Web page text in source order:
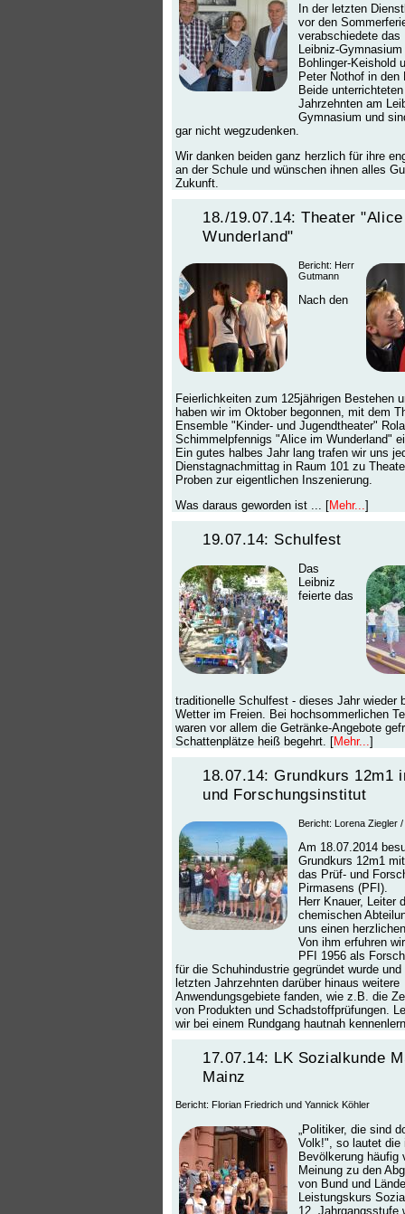
In der letzten
vor den
verabschiedete das
Leibniz-
Bohlinger-Keishold
Peter Nothof in den
Beide
Jahrzehnten am
Gymnasium und
gar nicht wegzudenken.
Wir danken beiden ganz herzlich für ihre
an der Schule und wünschen ihnen alles
Zukunft.
18./19.07.14: Theater
Wunderland"
Bericht: Herr
Gutmann
Nach den
Feierlichkeiten zum 125jährigen Bestehen
haben wir im Oktober begonnen, mit dem
Ensemble "Kinder- und Jugendtheater"
Schimmelpfennigs "Alice im Wunderland"
Ein gutes halbes Jahr lang trafen wir uns
Dienstagnachmittag in Raum 101 zu
Proben zur eigentlichen Inszenierung.
Was daraus geworden ist ... [Mehr... ]
19.07.14: Schulfest
Das
Leibniz
feierte das
traditionelle Schulfest - dieses Jahr wieder
Wetter im Freien. Bei hochsommerlichen
waren vor allem die Getränke-Angebote
Schattenplätze heiß begehrt. [Mehr...]
18.07.14: Grundkurs 12m1
und Forschungsinstitut
Bericht: Lorena Ziegler
Am 18.07.2014
Grundkurs 12m1
das Prüf- und
Pirmasens (PFI).
Herr Knauer, Leiter
chemischen
uns einen
Von ihm erfuhren
PFI 1956 als
für die Schuhindustrie gegründet wurde
letzten Jahrzehnten darüber hinaus weitere
Anwendungsgebiete fanden, wie z.B. die
von Produkten und Schadstoffprüfungen.
wir bei einem Rundgang hautnah
17.07.14: LK Sozialkunde
Mainz
Bericht: Florian Friedrich und Yannick Köhler
„Politiker, die sind
Volk!", so lautet die
Bevölkerung häufig
Meinung zu den
von Bund und
Leistungskurs
12. Jahrgangsstufe